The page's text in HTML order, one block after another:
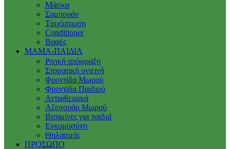
Μάσκα
Σαμπουάν
Τριχόπτωση
Conditioner
Βαφές
ΜΑΜΑ-ΠΑΙΔΙΑ
Ρινική απόφραξη
Στοματική υγιεινή
Φροντίδα Μωρού
Φροντίδα Παιδιού
Αντιφθειρικά
Αξεσουάρ Μωρού
Βιταμίνες για παιδιά
Εγκυμοσύνη
Θηλασμός
ΠΡΟΣΩΠΟ